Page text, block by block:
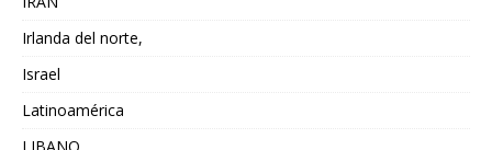
Irlanda del norte,
Israel
Latinoamérica